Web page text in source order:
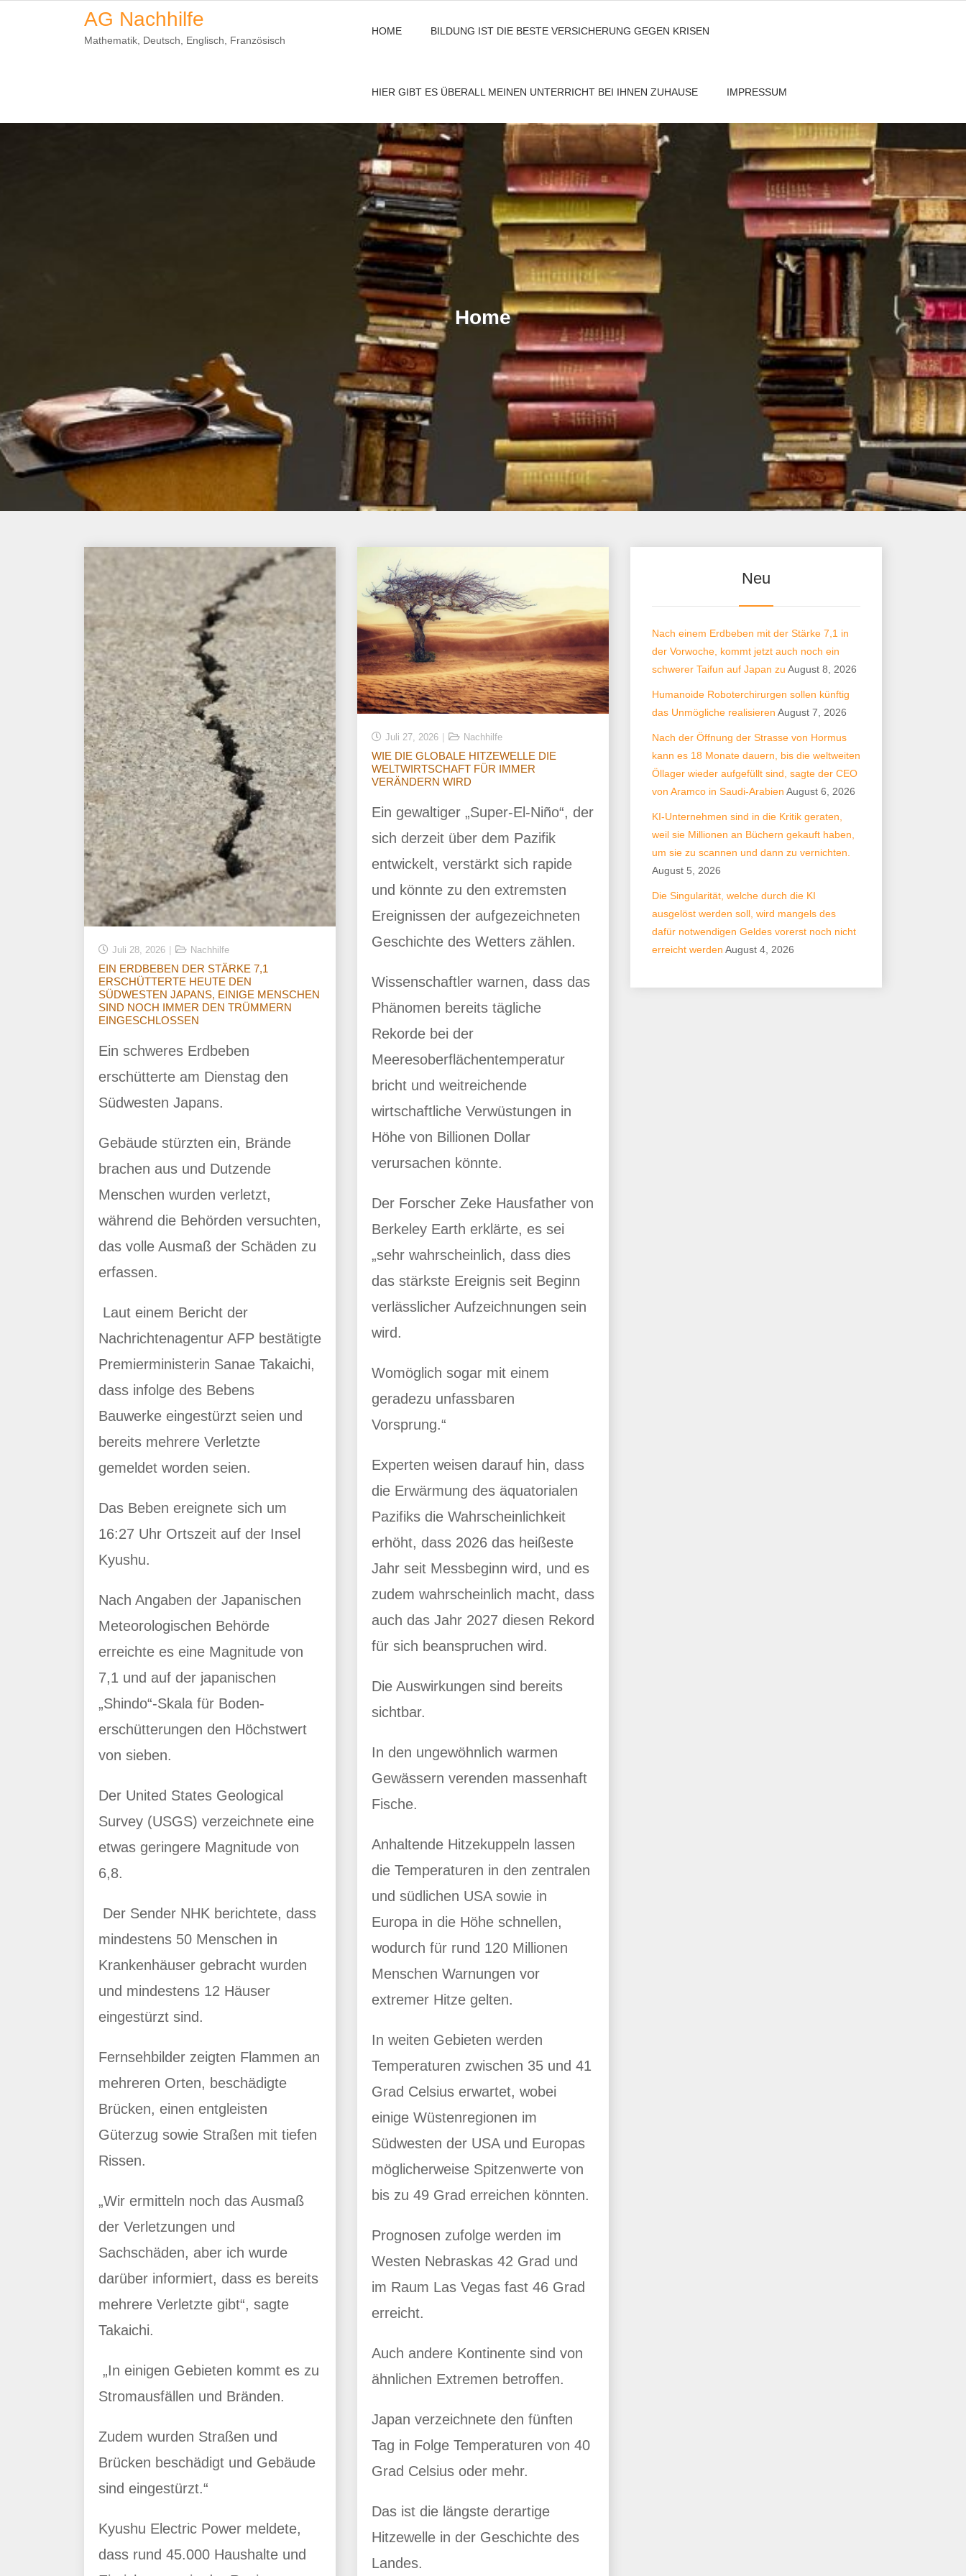
AG Nachhilfe
Mathematik, Deutsch, Englisch, Französisch
HOME BILDUNG IST DIE BESTE VERSICHERUNG GEGEN KRISEN
HIER GIBT ES ÜBERALL MEINEN UNTERRICHT BEI IHNEN ZUHAUSE IMPRESSUM
Home
Juli 28, 2026 Nachhilfe
EIN ERDBEBEN DER STÄRKE 7,1
ERSCHÜTTERTE HEUTE DEN
SÜDWESTEN JAPANS, EINIGE MENSCHEN
SIND NOCH IMMER DEN TRÜMMERN
EINGESCHLOSSEN
Ein schweres Erdbeben
erschütterte am Dienstag den
Südwesten Japans.
Gebäude stürzten ein, Brände
brachen aus und Dutzende
Menschen wurden verletzt,
während die Behörden versuchten,
das volle Ausmaß der Schäden zu
erfassen.
Laut einem Bericht der
Nachrichtenagentur AFP bestätigte
Premierministerin Sanae Takaichi,
dass infolge des Bebens
Bauwerke eingestürzt seien und
bereits mehrere Verletzte
gemeldet worden seien.
Das Beben ereignete sich um
16:27 Uhr Ortszeit auf der Insel
Kyushu.
Nach Angaben der Japanischen
Meteorologischen Behörde
erreichte es eine Magnitude von
7,1 und auf der japanischen
„Shindo“-Skala für Boden-
erschütterungen den Höchstwert
von sieben.
Der United States Geological
Survey (USGS) verzeichnete eine
etwas geringere Magnitude von
6,8.
Der Sender NHK berichtete, dass
mindestens 50 Menschen in
Krankenhäuser gebracht wurden
und mindestens 12 Häuser
eingestürzt sind.
Fernsehbilder zeigten Flammen an
mehreren Orten, beschädigte
Brücken, einen entgleisten
Güterzug sowie Straßen mit tiefen
Rissen.
„Wir ermitteln noch das Ausmaß
der Verletzungen und
Sachschäden, aber ich wurde
darüber informiert, dass es bereits
mehrere Verletzte gibt“, sagte
Takaichi.
„In einigen Gebieten kommt es zu
Stromausfällen und Bränden.
Zudem wurden Straßen und
Brücken beschädigt und Gebäude
sind eingestürzt.“
Kyushu Electric Power meldete,
dass rund 45.000 Haushalte und
Juli 27, 2026 Nachhilfe
WIE DIE GLOBALE HITZEWELLE DIE
WELTWIRTSCHAFT FÜR IMMER
VERÄNDERN WIRD
Ein gewaltiger „Super-El-Niño“, der
sich derzeit über dem Pazifik
entwickelt, verstärkt sich rapide
und könnte zu den extremsten
Ereignissen der aufgezeichneten
Geschichte des Wetters zählen.
Wissenschaftler warnen, dass das
Phänomen bereits tägliche
Rekorde bei der
Meeresoberflächentemperatur
bricht und weitreichende
wirtschaftliche Verwüstungen in
Höhe von Billionen Dollar
verursachen könnte.
Der Forscher Zeke Hausfather von
Berkeley Earth erklärte, es sei
„sehr wahrscheinlich, dass dies
das stärkste Ereignis seit Beginn
verlässlicher Aufzeichnungen sein
wird.
Womöglich sogar mit einem
geradezu unfassbaren
Vorsprung.“
Experten weisen darauf hin, dass
die Erwärmung des äquatorialen
Pazifiks die Wahrscheinlichkeit
erhöht, dass 2026 das heißeste
Jahr seit Messbeginn wird, und es
zudem wahrscheinlich macht, dass
auch das Jahr 2027 diesen Rekord
für sich beanspruchen wird.
Die Auswirkungen sind bereits
sichtbar.
In den ungewöhnlich warmen
Gewässern verenden massenhaft
Fische.
Anhaltende Hitzekuppeln lassen
die Temperaturen in den zentralen
und südlichen USA sowie in
Europa in die Höhe schnellen,
wodurch für rund 120 Millionen
Menschen Warnungen vor
extremer Hitze gelten.
In weiten Gebieten werden
Temperaturen zwischen 35 und 41
Grad Celsius erwartet, wobei
einige Wüstenregionen im
Südwesten der USA und Europas
möglicherweise Spitzenwerte von
bis zu 49 Grad erreichen könnten.
Prognosen zufolge werden im
Westen Nebraskas 42 Grad und
im Raum Las Vegas fast 46 Grad
erreicht.
Auch andere Kontinente sind von
ähnlichen Extremen betroffen.
Japan verzeichnete den fünften
Tag in Folge Temperaturen von 40
Grad Celsius oder mehr.
Das ist die längste derartige
Hitzewelle in der Geschichte des
Landes.
Neu
Nach einem Erdbeben mit der Stärke 7,1 in
der Vorwoche, kommt jetzt auch noch ein
schwerer Taifun auf Japan zu August 8, 2026
Humanoide Roboterchirurgen sollen künftig
das Unmögliche realisieren August 7, 2026
Nach der Öffnung der Strasse von Hormus
kann es 18 Monate dauern, bis die weltweiten
Öllager wieder aufgefüllt sind, sagte der CEO
von Aramco in Saudi-Arabien August 6, 2026
KI-Unternehmen sind in die Kritik geraten,
weil sie Millionen an Büchern gekauft haben,
um sie zu scannen und dann zu vernichten.
August 5, 2026
Die Singularität, welche durch die KI
ausgelöst werden soll, wird mangels des
dafür notwendigen Geldes vorerst noch nicht
erreicht werden August 4, 2026